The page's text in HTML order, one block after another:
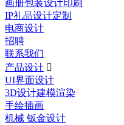
画册包装设计印刷
IP礼品设计定制
电商设计
招聘
联系我们
产品设计 
UI界面设计
3D设计建模渲染
手绘插画
机械 钣金设计